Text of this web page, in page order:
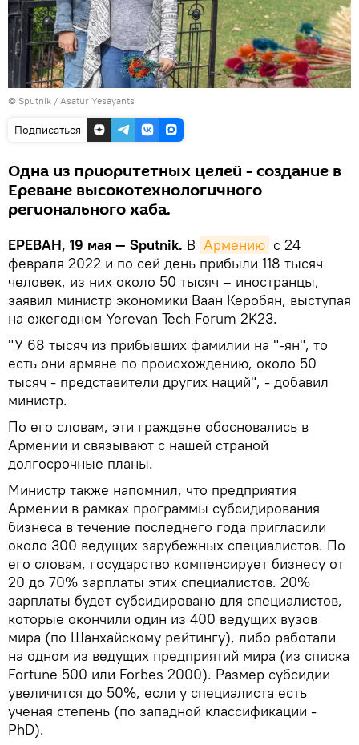
© Sputnik / Asatur Yesayants
Подписаться
Одна из приоритетных целей - создание в
Ереване высокотехнологичного
регионального хаба.
ЕРЕВАН, 19 мая — Sputnik. В Армению с 24
февраля 2022 и по сей день прибыли 118 тысяч
человек, из них около 50 тысяч – иностранцы,
заявил министр экономики Ваан Керобян, выступая
на ежегодном Yerevan Tech Forum 2K23.
"У 68 тысяч из прибывших фамилии на "-ян", то
есть они армяне по происхождению, около 50
тысяч - представители других наций", - добавил
министр.
По его словам, эти граждане обосновались в
Армении и связывают с нашей страной
долгосрочные планы.
Министр также напомнил, что предприятия
Армении в рамках программы субсидирования
бизнеса в течение последнего года пригласили
около 300 ведущих зарубежных специалистов. По
его словам, государство компенсирует бизнесу от
20 до 70% зарплаты этих специалистов. 20%
зарплаты будет субсидировано для специалистов,
которые окончили один из 400 ведущих вузов
мира (по Шанхайскому рейтингу), либо работали
на одном из ведущих предприятий мира (из списка
Fortune 500 или Forbes 2000). Размер субсидии
увеличится до 50%, если у специалиста есть
ученая степень (по западной классификации -
PhD).